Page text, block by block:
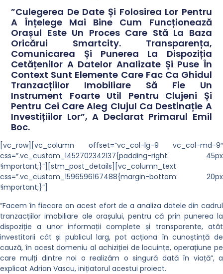
”Culegerea De Date Și Folosirea Lor Pentru
A Înțelege Mai Bine Cum Funcționează
Orașul Este Un Proces Care Stă La Baza
Oricărui Smartcity. Transparența,
Comunicarea Și Punerea La Dispoziția
Cetățenilor A Datelor Analizate Și Puse În
Context Sunt Elemente Care Fac Ca Ghidul
Tranzacțiilor Imobiliare Să Fie Un
Instrument Foarte Util Pentru Clujeni Și
Pentru Cei Care Aleg Clujul Ca Destinație A
Investițiilor Lor”, A Declarat Primarul Emil
Boc.
[vc_row][vc_column offset=”vc_col-lg-9 vc_col-md-9″
css=”.vc_custom_1452702342137{padding-right: 45px
!important;}”][stm_post_details][vc_column_text
css=”.vc_custom_1596596167488{margin-bottom: 20px
!important;}”]
”Facem în fiecare an acest efort de a analiza datele din cadrul
tranzacțiilor imobiliare ale orașului, pentru că prin punerea la
dispoziție a unor informații complete și transparente, atât
investitorii cât și publicul larg, pot acționa în cunoștință de
cauză, în acest domeniu al achiziției de locuințe, operațiune pe
care mulți dintre noi o realizăm o singură dată în viață”, a
explicat Adrian Vascu, inițiatorul acestui proiect.